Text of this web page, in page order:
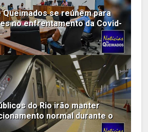
se reúnem para
no enfrentamento da Covid-
do Rio irão manter
normal durante o